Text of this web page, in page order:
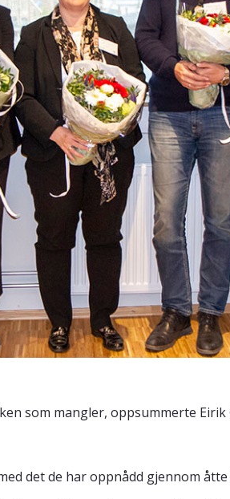
som mangler, oppsummerte Eirik
det de har oppnådd gjennom